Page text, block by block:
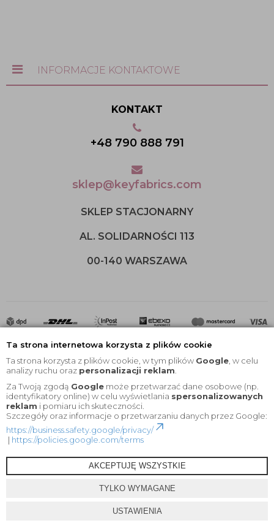
Ta strona internetowa korzysta z plików cookie
Ta strona korzysta z plików cookie, w tym plików Google , w celu
analizy ruchu oraz personalizacji reklam
Za Twoją zgodą Google może przetwarzać dane osobowe (np.
identyfikatory online) w celu wyświetlania spersonalizowanych
reklam i pomiaru ich skuteczności.
Szczegóły oraz informacje o przetwarzaniu danych przez Google:
https://business.safety.google/privacy/
| https://policies.google.com/terms
AKCEPTUJĘ WSZYSTKIE
TYLKO WYMAGANE
USTAWIENIA
INFORMACJE KONTAKTOWE
KONTAKT
+48 790 888 791
sklep@keyfabrics.com
SKLEP STACJONARNY
AL. SOLIDARNOŚCI 113
00-140 WARSZAWA
2020 © Wszelkie Prawa Zastrzeżone |KEYfabrics
Projekt i oprogramowanie sklepu: